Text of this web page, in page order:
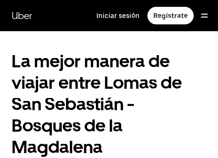
contenido
principal
Uber Iniciar sesión Regístrate
La mejor manera de
viajar entre Lomas de
San Sebastián -
Bosques de la
Magdalena